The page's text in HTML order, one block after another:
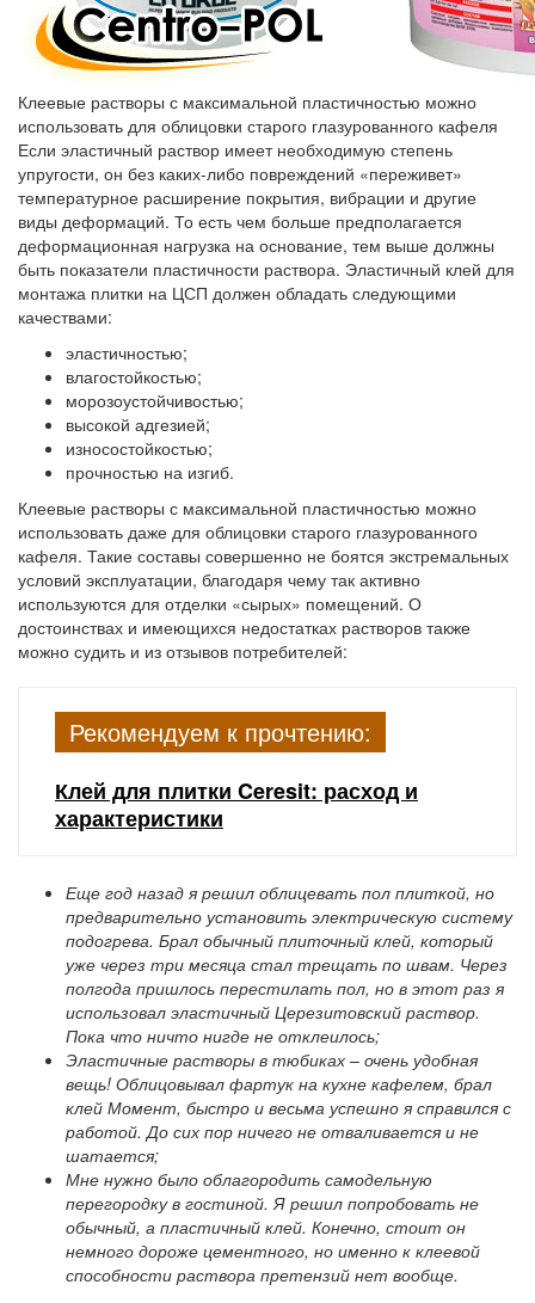
Клеевые растворы с максимальной пластичностью можно
использовать для облицовки старого глазурованного кафеля
Если эластичный раствор имеет необходимую степень
упругости, он без каких-либо повреждений «переживет»
температурное расширение покрытия, вибрации и другие
виды деформаций. То есть чем больше предполагается
деформационная нагрузка на основание, тем выше должны
быть показатели пластичности раствора. Эластичный клей для
монтажа плитки на ЦСП должен обладать следующими
качествами:
эластичностью;
влагостойкостью;
морозоустойчивостью;
высокой адгезией;
износостойкостью;
прочностью на изгиб.
Клеевые растворы с максимальной пластичностью можно
использовать даже для облицовки старого глазурованного
кафеля. Такие составы совершенно не боятся экстремальных
условий эксплуатации, благодаря чему так активно
используются для отделки «сырых» помещений. О
достоинствах и имеющихся недостатках растворов также
можно судить и из отзывов потребителей:
Рекомендуем к прочтению:
Клей для плитки Ceresit: расход и
характеристики
Еще год назад я решил облицевать пол плиткой, но
предварительно установить электрическую систему
подогрева. Брал обычный плиточный клей, который
уже через три месяца стал трещать по швам. Через
полгода пришлось перестилать пол, но в этот раз я
использовал эластичный Церезитовский раствор.
Пока что ничто нигде не отклеилось;
Эластичные растворы в тюбиках – очень удобная
вещь! Облицовывал фартук на кухне кафелем, брал
клей Момент, быстро и весьма успешно я справился с
работой. До сих пор ничего не отваливается и не
шатается;
Мне нужно было облагородить самодельную
перегородку в гостиной. Я решил попробовать не
обычный, а пластичный клей. Конечно, стоит он
немного дороже цементного, но именно к клеевой
способности раствора претензий нет вообще.